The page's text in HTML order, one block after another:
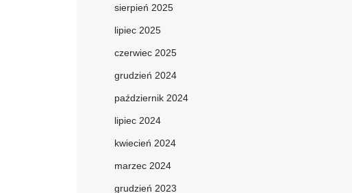
sierpień 2025
lipiec 2025
czerwiec 2025
grudzień 2024
październik 2024
lipiec 2024
kwiecień 2024
marzec 2024
grudzień 2023